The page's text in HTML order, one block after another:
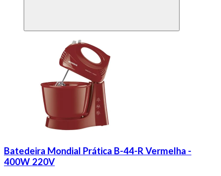
Batedeira Mondial Prática B-44-R Vermelha -
400W 220V